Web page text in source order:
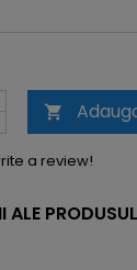

a review!
ALE